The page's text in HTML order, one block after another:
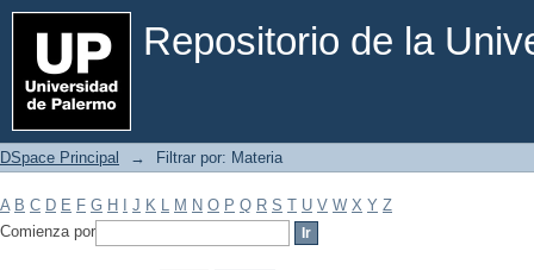
Repositorio de la
Filtrar por: Materia
DSpace Principal → Filtrar por: Materia
A B C D E F G H J K L M N O P Q R S T U V W X Y Z
Comienza por